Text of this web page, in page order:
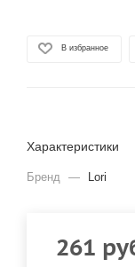
В избранное
Характеристики
Бренд — Lori
261